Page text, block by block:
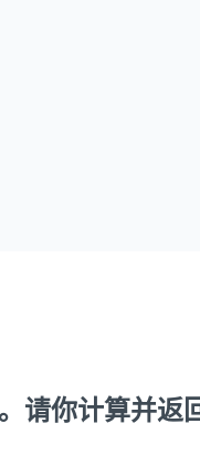
请你计算并返